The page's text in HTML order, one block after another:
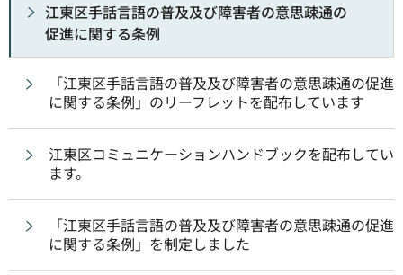
江東区手話言語の普及及び障害者の意思疎通の
促進に関する条例
「江東区手話言語の普及及び障害者の意思疎通の促進
に関する条例」のリーフレットを配布しています
江東区コミュニケーションハンドブックを配布してい
ます。
「江東区手話言語の普及及び障害者の意思疎通の促進
に関する条例」を制定しました